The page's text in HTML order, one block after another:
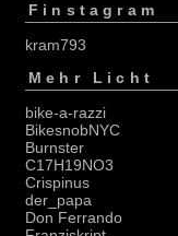
Finstagram
kram793
Mehr Licht
bike-a-razzi
BikesnobNYC
Burnster
C17H19NO3
Crispinus
der_papa
Don Ferrando